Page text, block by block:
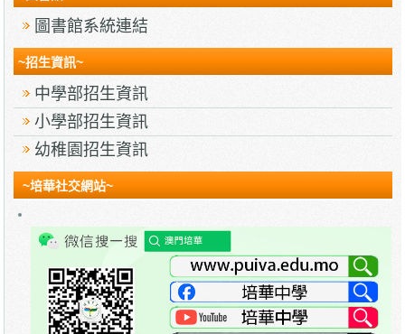
圖書館系統連結
~招生資訊~
中學部招生資訊
小學部招生資訊
幼稚園招生資訊
~培華社交網站~